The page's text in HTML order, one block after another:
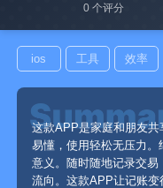
0 个评分
ios 工具 效率
这款APP是家庭和朋友
易懂，使用轻松无压力
意义。随时随地记录交
流向。这款APP让记账